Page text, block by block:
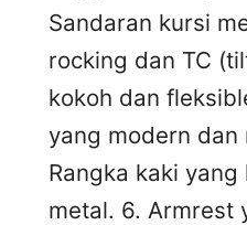
Sandaran kursi
rocking dan TC
kokoh dan
yang modern dan
Rangka kaki
metal. 6. Armrest